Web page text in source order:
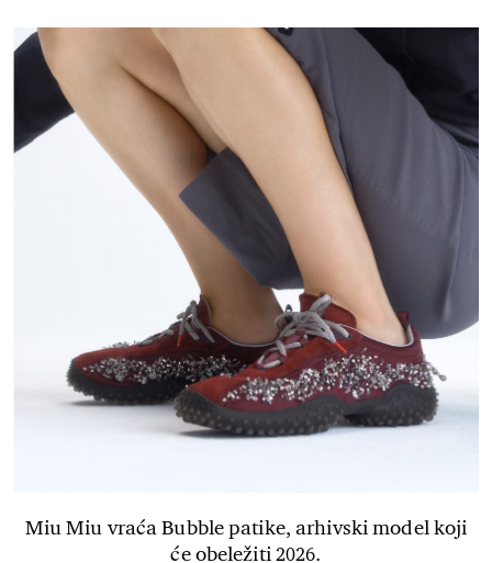
Miu Miu vraća Bubble patike, arhivski model koji
će obeležiti 2026.